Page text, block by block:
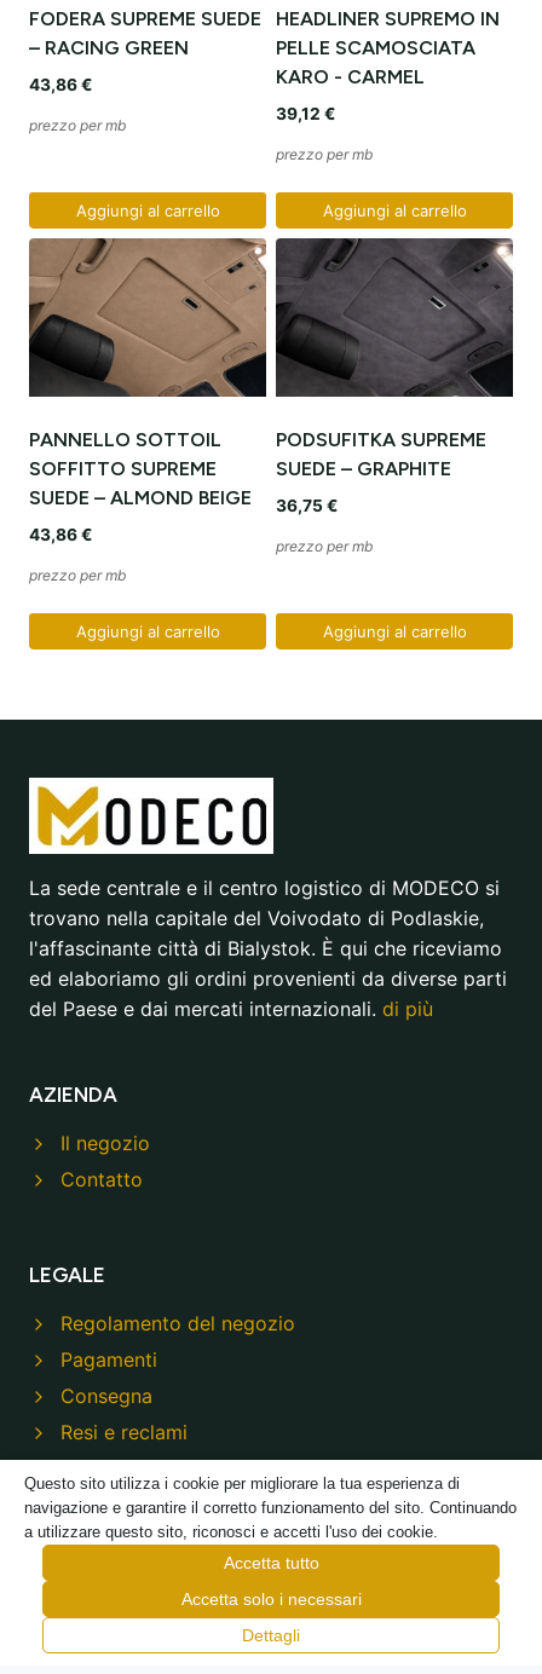
FODERA SUPREME SUEDE
– RACING GREEN
43,86€
prezzo per mb
Aggiungi al carrello
HEADLINER SUPREMO IN
PELLE SCAMOSCIATA
KARO - CARMEL
39,12 €
prezzo per mb
Aggiungi al carrello
PANNELLO SOTTOIL
SOFFITTO SUPREME
SUEDE – ALMOND BEIGE
43,86€
prezzo per mb
Aggiungi al carrello
PODSUFITKA SUPREME
SUEDE – GRAPHITE
36,75€
prezzo per mb
Aggiungi al carrello
La sede centrale e il centro logistico di MODECO si
trovano nella capitale del Voivodato di Podlaskie,
l'affascinante città di Bialystok. È qui che riceviamo
ed elaboriamo gli ordini provenienti da diverse parti
del Paese e dai mercati internazionali. di più
AZIENDA
Il negozio
Contatto
LEGALE
Regolamento del negozio
Pagamenti
Consegna
Resi e reclami
© 2026 Modeco Negozio - Realizzato da
Questo sito utilizza i cookie per migliorare la tua esperienza di
navigazione e garantire il corretto funzionamento del sito. Continuando
a utilizzare questo sito, riconosci e accetti l'uso dei cookie.
Accetta tutto
Accetta solo i necessari
Dettagli